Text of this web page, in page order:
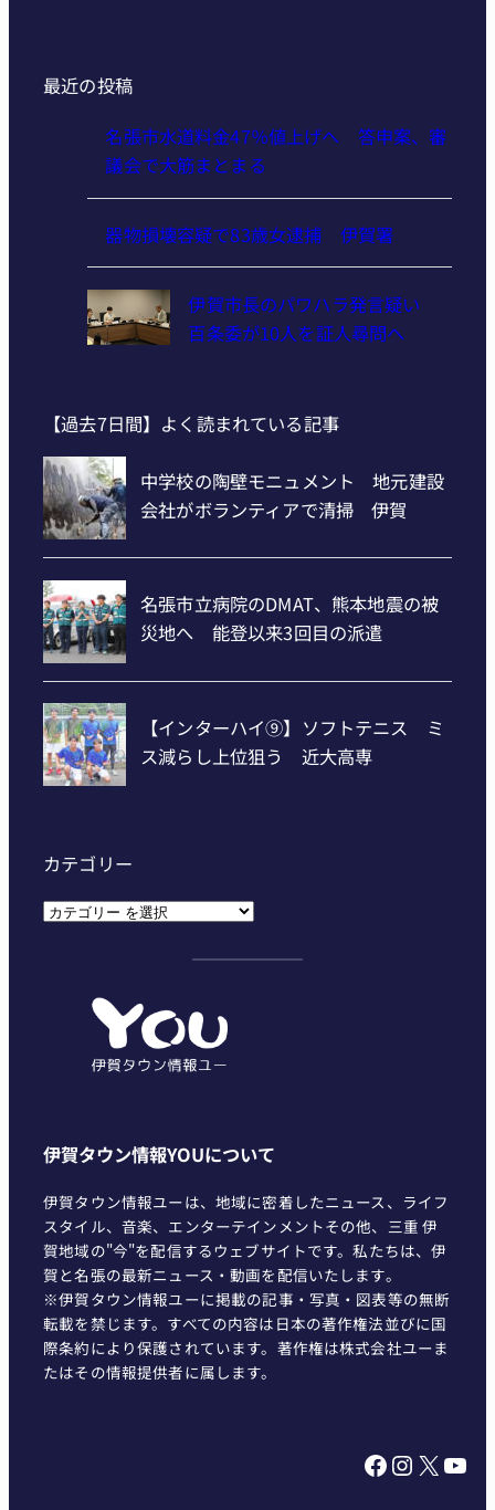
最近の投稿
名張市水道料金47％値上げへ 答申案、審
議会で大筋まとまる
器物損壊容疑で83歳女逮捕 伊賀署
伊賀市長のパワハラ発言疑い
百条委が10人を証人尋問へ
【過去7日間】よく読まれている記事
カテゴリー
カ
伊賀タウン情報YOUについて
伊賀タウン情報ユーは、地域に密着したニュース、ライフ
スタイル、音楽、エンターテインメントその他、三重 伊
賀地域の"今"を配信するウェブサイトです。私たちは、伊
賀と名張の最新ニュース・動画を配信いたします。
※伊賀タウン情報ユーに掲載の記事・写真・図表等の無断
転載を禁じます。すべての内容は日本の著作権法並びに国
際条約により保護されています。著作権は株式会社ユーま
たはその情報提供者に属します。
Facebook InstagramX YouTube